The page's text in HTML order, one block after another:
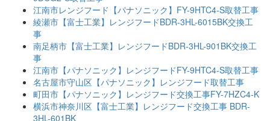
江南市レンジフード【パナソニック】FY-9HTC4-S取替工事
綾瀬市【富士工業】レンジフードBDR-3HL-6015BK交換工
事
南足柄市【富士工業】レンジフードBDR-3HL-901BK交換工
事
江南市【パナソニック】レンジフードFY-9HTC4-S取替工事
名古屋市守山区【パナソニック】レンジフード取替工事
町田市【パナソニック】レンジフード交換工事FY-7HZC4-K
横浜市神奈川区【富士工業】レンジフード交換工事 BDR-
3HL-601BK